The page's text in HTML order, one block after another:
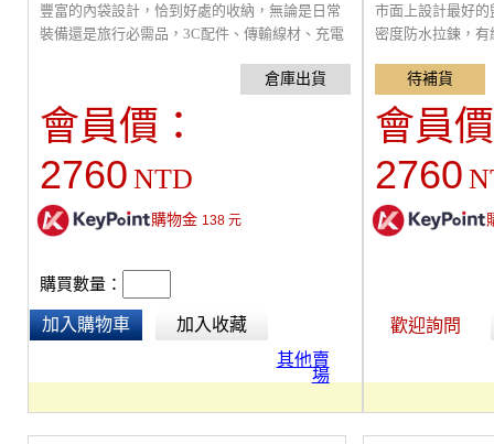
豐富的內袋設計，恰到好處的收納，無論是日常
裝備還是旅行必需品，3C配件、傳輸線材、充電
收納需求。小巧好攜帶，摺疊式內袋提供了最佳
的空間效率，讓您可縮小收納體積，同時保持物
品整潔有序，易於取用。鬆緊環帶可以方便拿取
口設計，可直接單手握持和使用。外部拉鍊袋有
防潑水尼龍帆布外殼防風雨，美觀。
會員價：
2760 NTD
購物金 138元
購買數量：
加入購物車
加入收藏
其他賣
場
市面上設計最好
密度防水拉鍊，
站立不會傾倒，
想要的地方，防
理清洗。可以是
定，旅行必備好夥
會員
2760
歡迎詢問